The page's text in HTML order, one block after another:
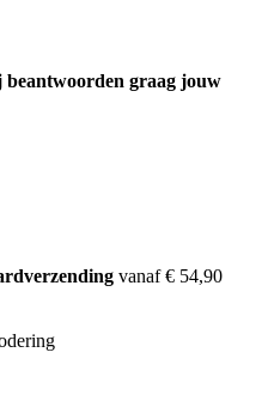
graag jouw
vanaf € 54,90